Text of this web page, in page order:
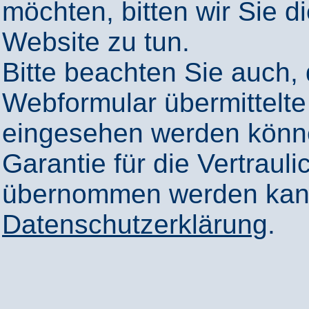
möchten, bitten wir Sie
Website zu tun.
Bitte beachten Sie
Webformular
eingesehen werden
Garantie für die
übernommen werden
Datenschutzerklärung.